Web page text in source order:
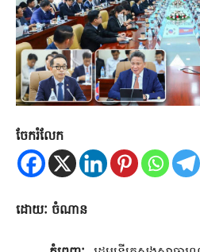
ចែករំលែក
ដោយៈ ចំណាន